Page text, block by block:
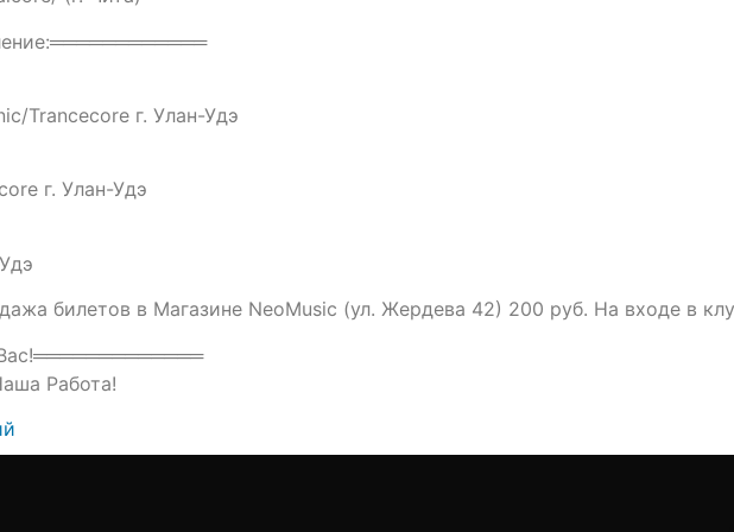
Trancecore г. Улан-Удэ
г. Улан-Удэ
билетов в Магазине NeoMusic (ул. Жердева 42) 200 руб. На входе в
Работа!